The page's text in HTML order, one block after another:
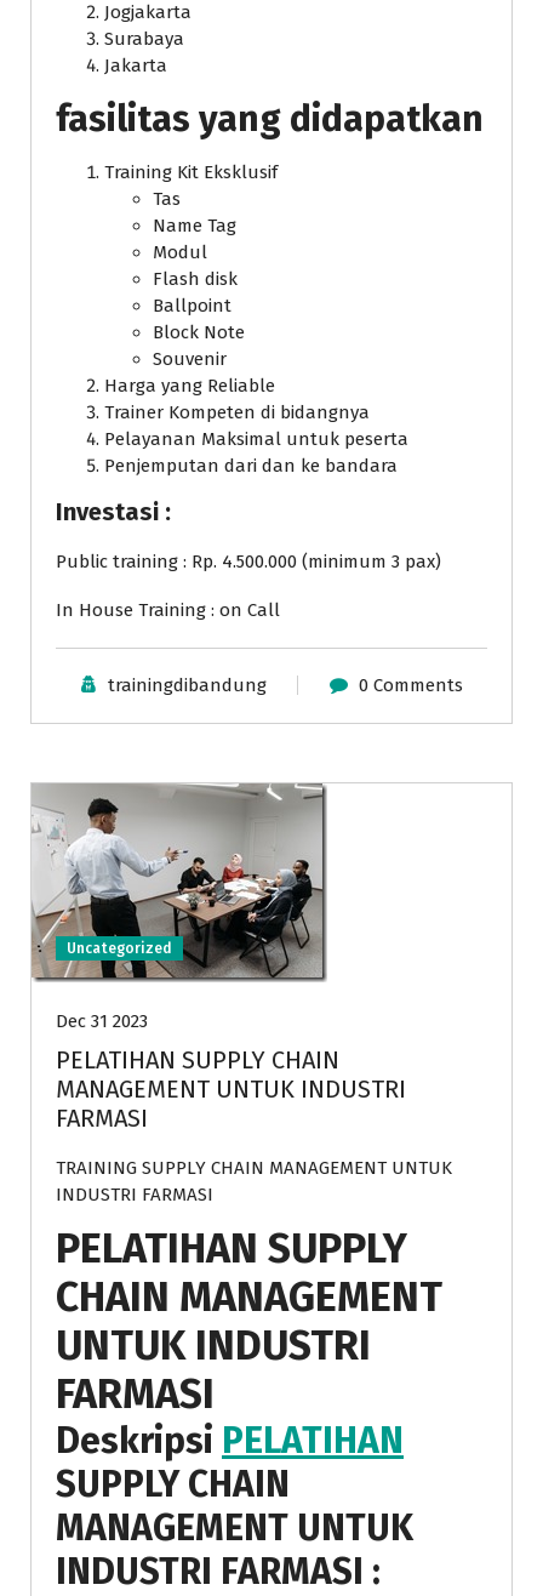
Jogjakarta
Surabaya
Jakarta
fasilitas yang didapatkan
Training Kit Eksklusif
Tas
Name Tag
Modul
Flash disk
Ballpoint
Block Note
Souvenir
Harga yang Reliable
Trainer Kompeten di bidangnya
Pelayanan Maksimal untuk peserta
Penjemputan dari dan ke bandara
Investasi :
Public training : Rp. 4.500.000 (minimum 3 pax)
In House Training : on Call
trainingdibandung 0 Comments
Uncategorized
Dec 31 2023
PELATIHAN SUPPLY CHAIN
MANAGEMENT UNTUK INDUSTRI
FARMASI
TRAINING SUPPLY CHAIN MANAGEMENT UNTUK
INDUSTRI FARMASI
PELATIHAN SUPPLY
CHAIN MANAGEMENT
UNTUK INDUSTRI
FARMASI
Deskripsi PELATIHAN
SUPPLY CHAIN
MANAGEMENT UNTUK
INDUSTRI FARMASI :